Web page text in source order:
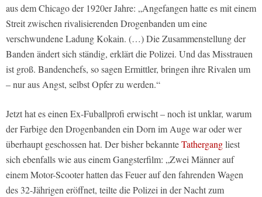
aus dem Chicago der 1920er Jahre: „Angefangen hatte es mit einem
Streit zwischen rivalisierenden Drogenbanden um eine
verschwundene Ladung Kokain. (…) Die Zusammenstellung der
Banden ändert sich ständig, erklärt die Polizei. Und das Misstrauen
ist groß. Bandenchefs, so sagen Ermittler, bringen ihre Rivalen um
– nur aus Angst, selbst Opfer zu werden.“
Jetzt hat es einen Ex-Fuballprofi erwischt – noch ist unklar, warum
der Farbige den Drogenbanden ein Dorn im Auge war oder wer
überhaupt geschossen hat. Der bisher bekannteTathergangliest
sich ebenfalls wie aus einem Gangsterfilm: „Zwei Männer auf
einem Motor-Scooter hatten das Feuer auf den fahrenden Wagen
des 32-Jährigen eröffnet, teilte die Polizei in der Nacht zum